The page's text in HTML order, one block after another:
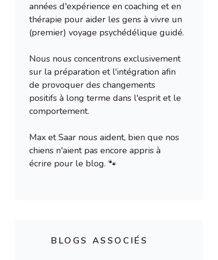
années d'expérience en coaching et en
thérapie pour aider les gens à vivre un
(premier) voyage psychédélique guidé.
Nous nous concentrons exclusivement
sur la préparation et l'intégration afin
de provoquer des changements
positifs à long terme dans l'esprit et le
comportement.
Max et Saar nous aident, bien que nos
chiens n'aient pas encore appris à
écrire pour le blog. 🐾
BLOGS ASSOCIÉS